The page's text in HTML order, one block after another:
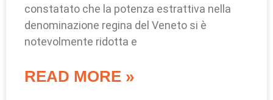
constatato che la potenza estrattiva nella
denominazione regina del Veneto si è
notevolmente ridotta e
READ MORE »